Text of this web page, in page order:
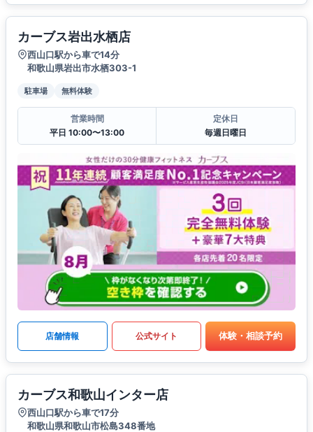
カーブス岩出水栖店
西山口駅から車で14分
和歌山県岩出市水栖303-1
駐車場 無料体験
営業時間
平日 10:00〜13:00
定休日
毎週日曜日
店舗情報 公式サイト 体験・相談予約
カーブス和歌山インター店
西山口駅から車で17分
和歌山県和歌山市松島348番地